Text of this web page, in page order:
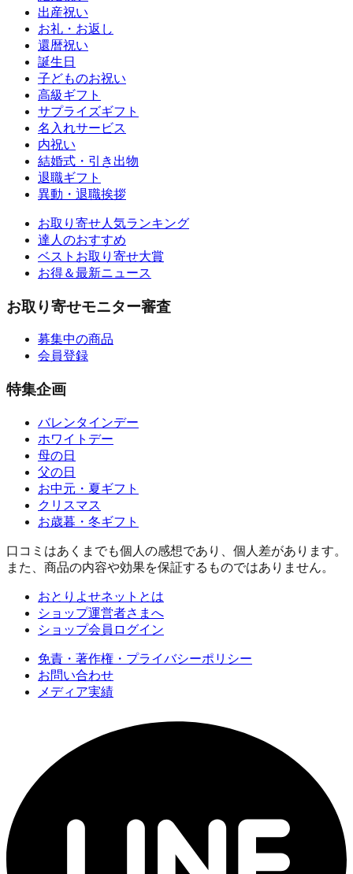
出産祝い
お礼・お返し
還暦祝い
誕生日
子どものお祝い
高級ギフト
サプライズギフト
名入れサービス
内祝い
結婚式・引き出物
退職ギフト
異動・退職挨拶
お取り寄せ人気ランキング
達人のおすすめ
ベストお取り寄せ大賞
お得＆最新ニュース
お取り寄せモニター審査
募集中の商品
会員登録
特集企画
バレンタインデー
ホワイトデー
母の日
父の日
お中元・夏ギフト
クリスマス
お歳暮・冬ギフト
口コミはあくまでも個人の感想であり、個人差があります。
また、商品の内容や効果を保証するものではありません。
おとりよせネットとは
ショップ運営者さまへ
ショップ会員ログイン
免責・著作権・プライバシーポリシー
お問い合わせ
メディア実績